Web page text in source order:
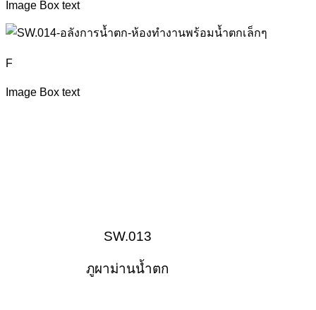
Image Box text
F
Image Box text
SW.013
ภูผาม่านน้ำตก